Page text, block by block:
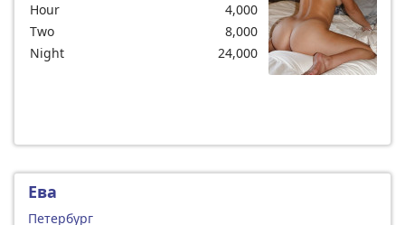
Hour
4,000
Two
8,000
Night
24,000
Ева
Петербург